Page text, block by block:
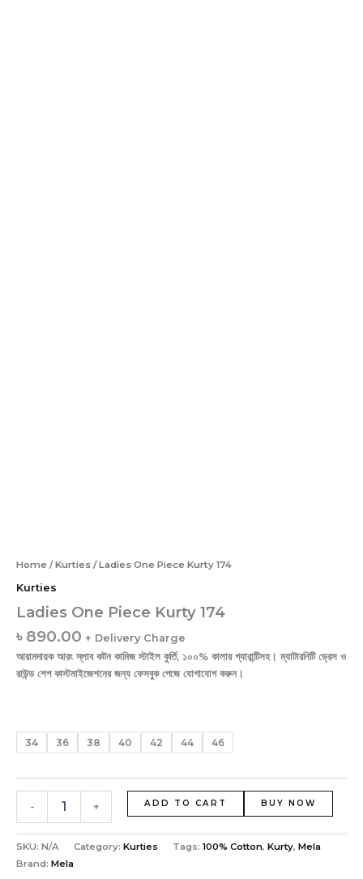
Home /Kurties / Ladies One Piece Kurty 174
Kurties
Ladies One Piece Kurty 174
৳ 890.00 + Delivery Charge
আরামদায়ক আরং স্লাব কটন কামিজ স্টাইল কুর্তি, ১০০% কালার গ্যারান্টিসহ। ম্যাটারনিটি ড্রেস ও
রাউন্ড শেপ কাস্টমাইজেশনের জন্য ফেসবুক পেজে যোগাযোগ করুন।
34 36 38 40 42 44 46
- + ADD TO CART BUY NOW
SKU: N/A Category: Kurties Tags: 100% Cotton, Kurty, Mela
Brand: Mela